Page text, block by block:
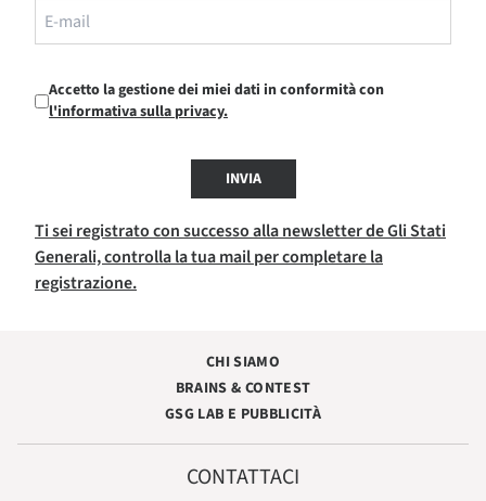
Accetto la gestione dei miei dati in conformità con
l'informativa sulla privacy.
INVIA
Ti sei registrato con successo alla newsletter de Gli Stati
Generali, controlla la tua mail per completare la
registrazione.
CHI SIAMO
BRAINS & CONTEST
GSG LAB E PUBBLICITÀ
CONTATTACI